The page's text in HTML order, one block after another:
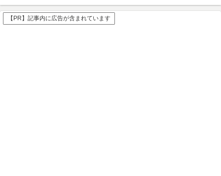
【PR】記事内に広告が含まれています